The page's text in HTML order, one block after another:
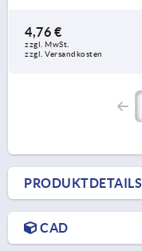
4,76 €
zzgl. MwSt.
zzgl. Versandkosten
PRODUKTDETAILS
CAD